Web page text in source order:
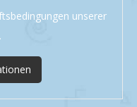
unserer